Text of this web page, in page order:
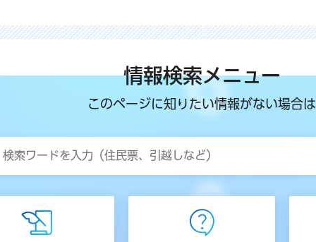
情報検索メニュー
このページに知りたい情報がない場合は